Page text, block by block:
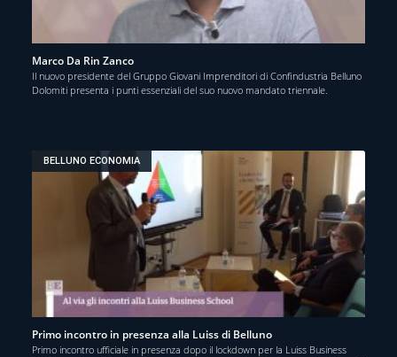
Marco Da Rin Zanco
Il nuovo presidente del Gruppo Giovani Imprenditori di Confindustria Belluno
Dolomiti presenta i punti essenziali del suo nuovo mandato triennale.
BELLUNO ECONOMIA
Primo incontro in presenza alla Luiss di Belluno
Primo incontro ufficiale in presenza dopo il lockdown per la Luiss Business